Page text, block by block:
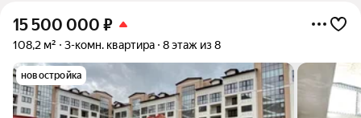
15 500 000 ₽
108,2 м² 3-комн. квартира 8 этаж из 8
новостройка